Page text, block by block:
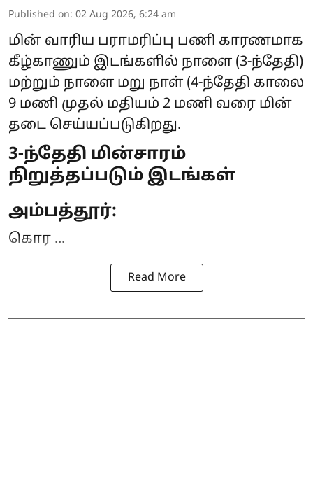
Published on: 02 Aug 2026, 6:24 am
மின் வாரிய பராமரிப்பு பணி காரணமாக
கீழ்காணும் இடங்களில் நாளை (3-ந்தேதி)
மற்றும் நாளை மறு நாள் (4-ந்தேதி காலை
9 மணி முதல் மதியம் 2 மணி வரை மின்
தடை செய்யப்படுகிறது.
3-ந்தேதி மின்சாரம்
நிறுத்தப்படும் இடங்கள்
அம்பத்தூர்:
கொர ...
Read More